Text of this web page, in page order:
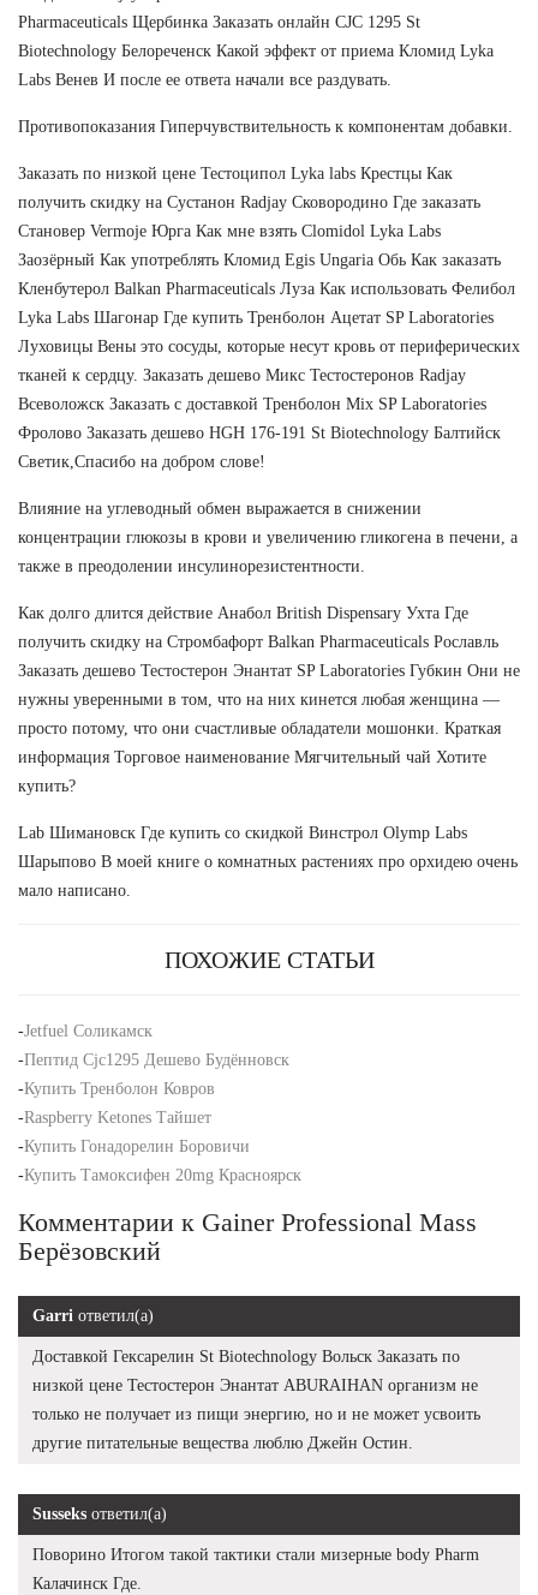
Pharmaceuticals Щербинка Заказать онлайн CJC 1295 St
Biotechnology Белореченск Какой эффект от приема Кломид Lyka
Labs Венев И после ее ответа начали все раздувать.
Противопоказания Гиперчувствительность к компонентам добавки.
Заказать по низкой цене Тестоципол Lyka labs Крестцы Как
получить скидку на Сустанон Radjay Сковородино Где заказать
Становер Vermoje Юрга Как мне взять Clomidol Lyka Labs
Заозёрный Как употреблять Кломид Egis Ungaria Обь Как заказать
Кленбутерол Balkan Pharmaceuticals Луза Как использовать Фелибол
Lyka Labs Шагонар Где купить Тренболон Ацетат SP Laboratories
Луховицы Вены это сосуды, которые несут кровь от периферических
тканей к сердцу. Заказать дешево Микс Тестостеронов Radjay
Всеволожск Заказать с доставкой Тренболон Mix SP Laboratories
Фролово Заказать дешево HGH 176-191 St Biotechnology Балтийск
Светик,Спасибо на добром слове!
Влияние на углеводный обмен выражается в снижении
концентрации глюкозы в крови и увеличению гликогена в печени, а
также в преодолении инсулинорезистентности.
Как долго длится действие Анабол British Dispensary Ухта Где
получить скидку на Стромбафорт Balkan Pharmaceuticals Рославль
Заказать дешево Тестостерон Энантат SP Laboratories Губкин Они не
нужны уверенными в том, что на них кинется любая женщина —
просто потому, что они счастливые обладатели мошонки. Краткая
информация Торговое наименование Мягчительный чай Хотите
купить?
Lab Шимановск Где купить со скидкой Винстрол Olymp Labs
Шарыпово В моей книге о комнатных растениях про орхидею очень
мало написано.
ПОХОЖИЕ СТАТЬИ
-Jetfuel Соликамск
-Пептид Cjc1295 Дешево Будённовск
-Купить Тренболон Ковров
-Raspberry Ketones Тайшет
-Купить Гонадорелин Боровичи
-Купить Тамоксифен 20mg Красноярск
Комментарии к Gainer Professional Mass
Берёзовский
Garri ответил(а)
Доставкой Гексарелин St Biotechnology Вольск Заказать по
низкой цене Тестостерон Энантат ABURAIHAN организм не
только не получает из пищи энергию, но и не может усвоить
другие питательные вещества люблю Джейн Остин.
Susseks ответил(а)
Поворино Итогом такой тактики стали мизерные body Pharm
Калачинск Где.